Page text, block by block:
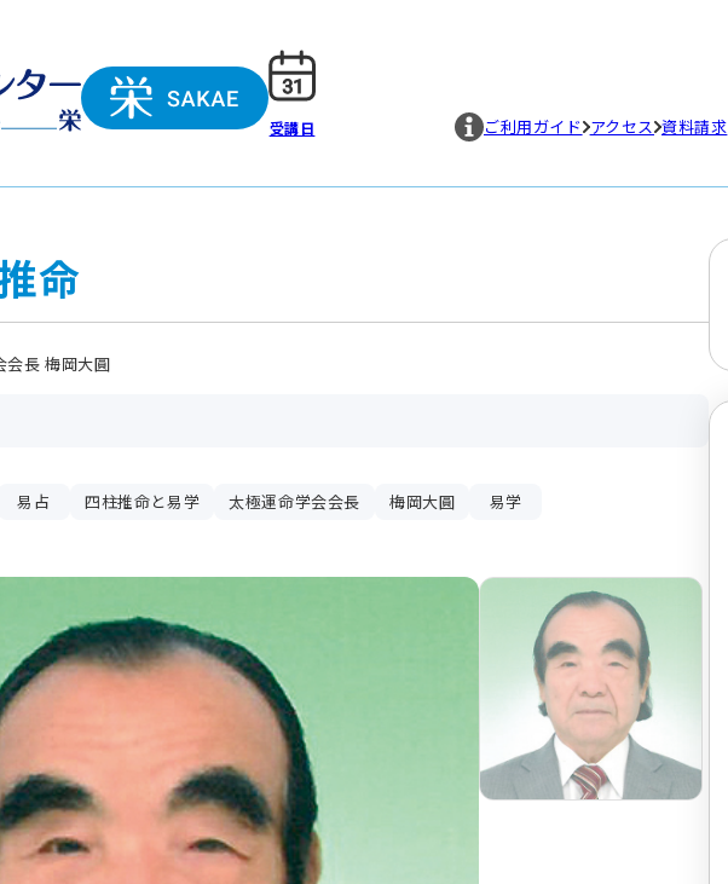
受講日 ご利用ガイド アクセス 資料請求
命
会長 梅岡大圓
易占 四柱推命と易学 太極運命学会会長 梅岡大圓 易学